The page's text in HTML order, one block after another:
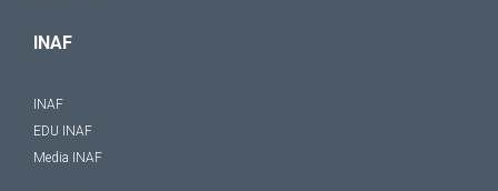
INAF
INAF
EDU INAF
Media INAF